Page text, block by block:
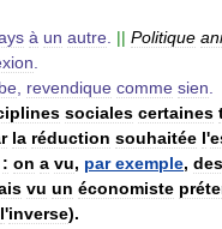
à un autre. || Politique
.
, revendique comme sien.
sociales certaines
la réduction souhaitée l'
: on a vu, par exemple, des
vu un économiste
l'inverse).